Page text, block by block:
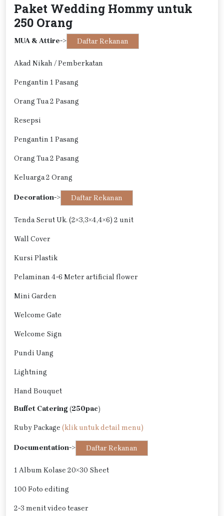
Paket Wedding Hommy untuk
250 Orang
MUA & Attire-> Daftar Rekanan
Akad Nikah / Pemberkatan
Pengantin 1 Pasang
Orang Tua 2 Pasang
Resepsi
Pengantin 1 Pasang
Orang Tua 2 Pasang
Keluarga 2 Orang
Decoration-> Daftar Rekanan
Tenda Serut Uk. (2×3,3×4,4×6) 2 unit
Wall Cover
Kursi Plastik
Pelaminan 4-6 Meter artificial flower
Mini Garden
Welcome Gate
Welcome Sign
Pundi Uang
Lightning
Hand Bouquet
Buffet Catering (250pac)
Ruby Package (klik untuk detail menu)
Documentation-> Daftar Rekanan
1 Album Kolase 20×30 Sheet
100 Foto editing
2-3 menit video teaser